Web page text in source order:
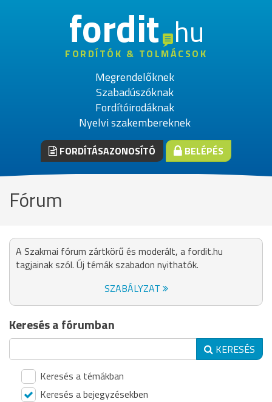
fordithu
FORDÍTÓK & TOLMÁCSOK
Megrendelőknek
Szabadúszóknak
Fordítóirodáknak
Nyelvi szakembereknek
FORDÍTÁSAZONOSÍTÓ BELÉPÉS
Fórum
A Szakmai fórum zártkörű és moderált, a fordit.hu
tagjainak szól. Új témák szabadon nyithatók.
SZABÁLYZAT
Keresés a fórumban
KERESÉS
Keresés a témákban
Keresés a bejegyzésekben